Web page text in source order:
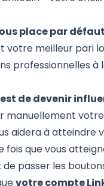
place par
votre meilleur pari
professionnelles à
de devenir
manuellement votre
aidera à atteindre
que vous
de passer les
votre compte